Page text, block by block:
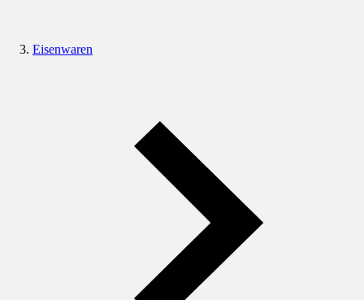
Eisenwaren